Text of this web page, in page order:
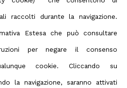
cookies
raccolti durante la navigazione.
Estesa che può consultare
per negare il consenso
cookie. Cliccando su
la navigazione, saranno attivati